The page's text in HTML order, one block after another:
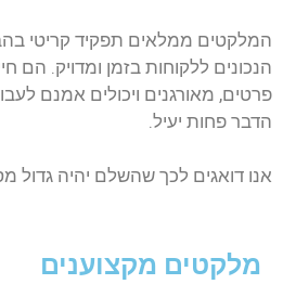
המלקטים ממלאים תפקיד קריטי
הנכונים ללקוחות בזמן ומדויק. הם
פרטים, מאורגנים ויכולים אמנם
הדבר פחות יעיל.
אנו דואגים לכך שהשלם יהיה גדול
מלקטים מקצוענים